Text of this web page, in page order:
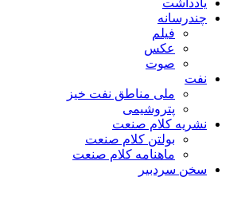
چندرسانه
فیلم
عکس
صوت
نفت
ملی مناطق نفت خیز
پتروشیمی
نشریه کلام صنعت
بولتن کلام صنعت
ماهنامه کلام صنعت
سخن سردبیر